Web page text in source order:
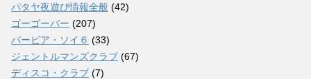
パタヤ夜遊び情報全般 (42)
ゴーゴーバー (207)
バービア・ソイ６ (33)
ジェントルマンズクラブ (67)
ディスコ・クラブ (7)